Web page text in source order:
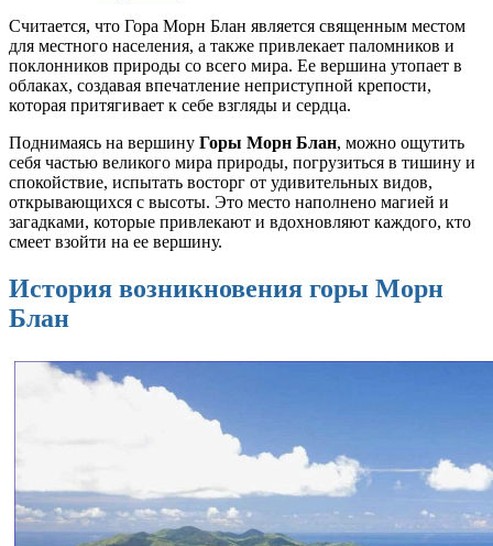
Считается, что Гора Морн Блан является священным местом
для местного населения, а также привлекает паломников и
поклонников природы со всего мира. Ее вершина утопает в
облаках, создавая впечатление неприступной крепости,
которая притягивает к себе взгляды и сердца.
Поднимаясь на вершину Горы Морн Блан, можно ощутить
себя частью великого мира природы, погрузиться в тишину и
спокойствие, испытать восторг от удивительных видов,
открывающихся с высоты. Это место наполнено магией и
загадками, которые привлекают и вдохновляют каждого, кто
смеет взойти на ее вершину.
История возникновения горы Морн
Блан